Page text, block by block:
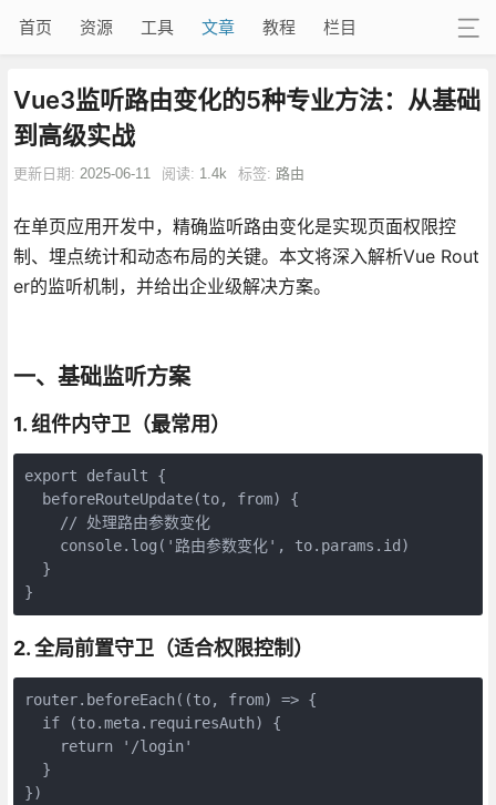
首页 资源 工具 文章 教程 栏目
Vue3监听路由变化的5种专业方法：从基础
到高级实战
更新日期: 2025-06-11 阅读: 1.4k 标签: 路由
在单页应用开发中，精确监听路由变化是实现页面权限控
制、埋点统计和动态布局的关键。本文将深入解析Vue Rout
er的监听机制，并给出企业级解决方案。
一、基础监听方案
1. 组件内守卫（最常用）
export default {
  beforeRouteUpdate(to, from) {
    // 处理路由参数变化
    console.log('路由参数变化', to.params.id)
  }
}
2. 全局前置守卫（适合权限控制）
router.beforeEach((to, from) => {
  if (to.meta.requiresAuth) {
    return '/login'
  }
})